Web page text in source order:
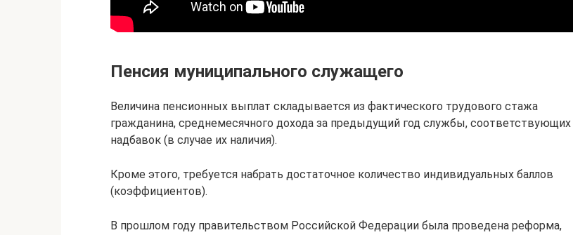
Пенсия муниципального служащего
Величина пенсионных выплат складывается из фактического трудового стажа
гражданина, среднемесячного дохода за предыдущий год службы, соответствующих
надбавок (в случае их наличия).
Кроме этого, требуется набрать достаточное количество индивидуальных баллов
(коэффициентов).
В прошлом году правительством Российской Федерации была проведена реформа,